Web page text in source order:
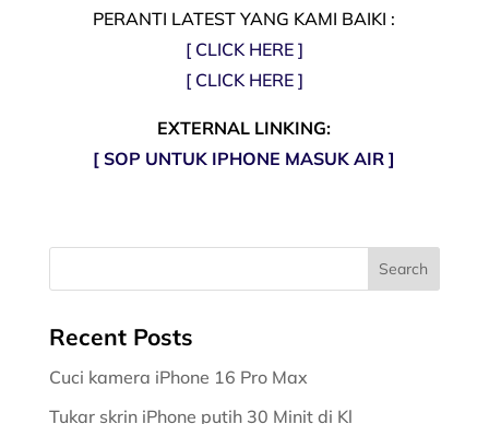
PERANTI LATEST YANG KAMI BAIKI :
[ CLICK HERE ]
[ CLICK HERE ]
EXTERNAL LINKING:
[ SOP UNTUK IPHONE MASUK AIR ]
Recent Posts
Cuci kamera iPhone 16 Pro Max
Tukar skrin iPhone putih 30 Minit di Kl